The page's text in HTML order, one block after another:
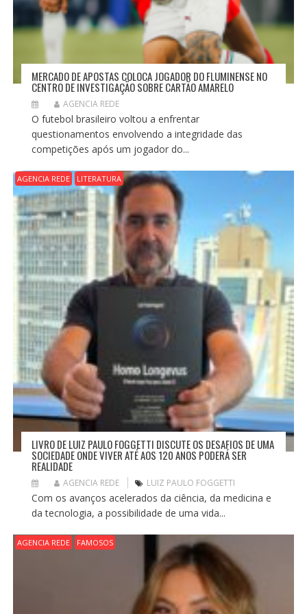
MERCADO DE APOSTAS COLOCA JOGADOR DO FLUMINENSE NO
CENTRO DE INVESTIGAÇÃO SOBRE CARTÃO AMARELO
AGENCIA REDE
O futebol brasileiro voltou a enfrentar
questionamentos envolvendo a integridade das
competições após um jogador do...
AGENCIA REDE LITERATURA
LIVRO DE LUIZ PAULO FOGGETTI DISCUTE OS DESAFIOS DE UMA
SOCIEDADE ONDE VIVER ATÉ AOS 120 ANOS PODERÁ SER
REALIDADE
AGENCIA REDE LUIZ PAULO FOGGETTI
Com os avanços acelerados da ciência, da medicina e
da tecnologia, a possibilidade de uma vida...
AGENCIA REDE FAMOSOS